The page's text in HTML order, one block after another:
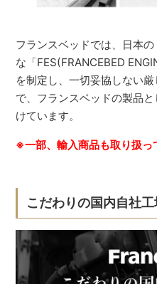
フランスベッドでは、日本
な「FES(FRANCEBED
を制定し、一切妥協しない
で、フランスベッドの製品
けています。
※一部、輸入商品も取り扱っ
こだわりの国内自社